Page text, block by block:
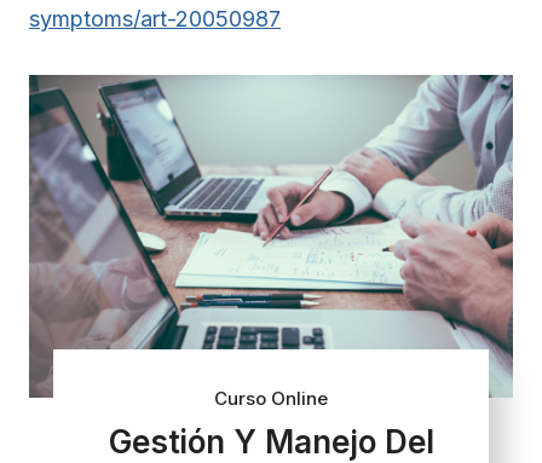
symptoms/art-20050987
Curso Online
Gestión Y Manejo Del